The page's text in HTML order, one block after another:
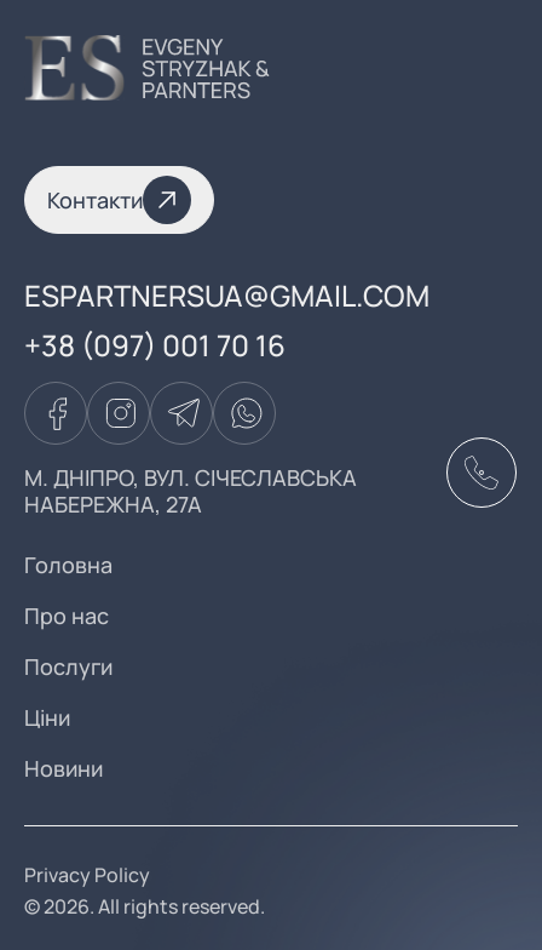
Контакти
ESPARTNERSUA@GMAIL.COM
+38 (097) 001 70 16
М. ДНІПРО, ВУЛ. СІЧЕСЛАВСЬКА
НАБЕРЕЖНА, 27А
Головна
Про нас
Послуги
Ціни
Новини
Privacy Policy
© 2026. All rights reserved.